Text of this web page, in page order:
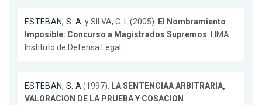
ESTEBAN, S. A. y SILVA, C. L.(2005).
El Nombramiento
Imposible: Concurso a Magistrados Supremos . LIMA.
Instituto de Defensa Legal.
ESTEBAN, S. A.(1997).
LA SENTENCIAA ARBITRARIA,
VALORACION DE LA PRUEBA Y COSACION